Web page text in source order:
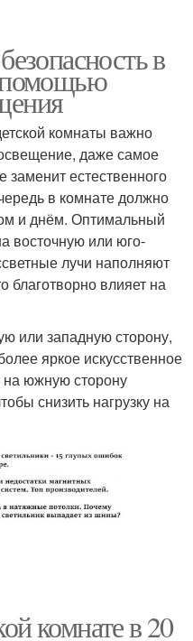
в
помощью
комнаты важно
даже самое
заменит естественного
в комнате должно
и днём. Оптимальный
восточную или юго-
лучи наполняют
благотворно влияет на
или западную сторону,
яркое искусственное
южную сторону
снизить нагрузку на
комнате в 20